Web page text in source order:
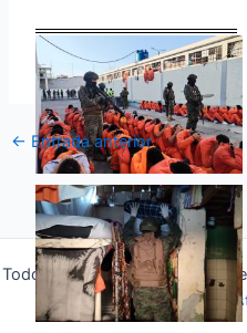
← Entrada anterior
Todos los derechos © 2026
gracias aTema